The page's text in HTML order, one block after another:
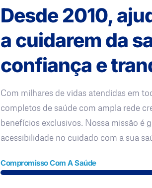
Desde 2010,
a cuidarem da
confiança e
Com milhares de vidas atendidas em
completos de saúde com ampla rede
benefícios exclusivos. Nossa missão é
acessibilidade no cuidado com a sua
Compromisso Com A Saúde